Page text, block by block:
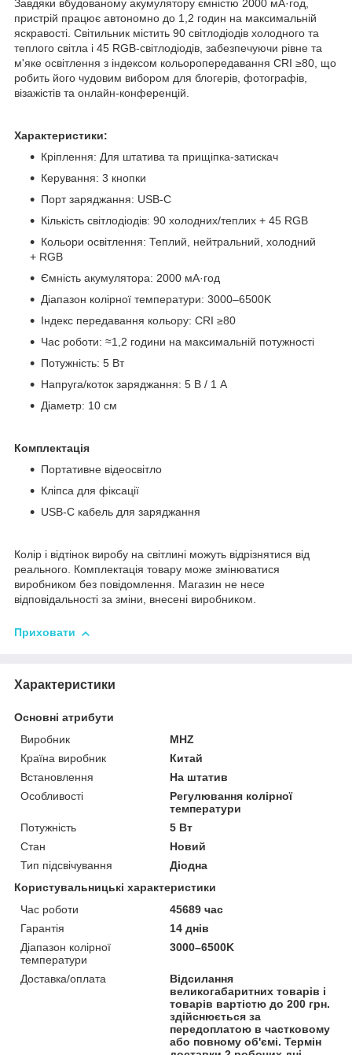
Завдяки вбудованому акумулятору ємністю 2000 мА·год,
пристрій працює автономно до 1,2 годин на максимальній
яскравості. Світильник містить 90 світлодіодів холодного та
теплого світла і 45 RGB-світлодіодів, забезпечуючи рівне та
м'яке освітлення з індексом кольоропередавання CRI ≥80, що
робить його чудовим вибором для блогерів, фотографів,
візажістів та онлайн-конференцій.
Характеристики:
Кріплення: Для штатива та прищіпка-затискач
Керування: 3 кнопки
Порт заряджання: USB-C
Кількість світлодіодів: 90 холодних/теплих + 45 RGB
Кольори освітлення: Теплий, нейтральний, холодний
+ RGB
Ємність акумулятора: 2000 мА·год
Діапазон колірної температури: 3000–6500K
Індекс передавання кольору: CRI ≥80
Час роботи: ≈1,2 години на максимальній потужності
Потужність: 5 Вт
Напруга/коток заряджання: 5 В / 1 А
Діаметр: 10 см
Комплектація
Портативне відеосвітло
Кліпса для фіксації
USB-C кабель для заряджання
Колір і відтінок виробу на світлині можуть відрізнятися від
реального. Комплектація товару може змінюватися
виробником без повідомлення. Магазин не несе
відповідальності за зміни, внесені виробником.
Приховати
Характеристики
Основні атрибути
Виробник
MHZ
Країна виробник
Китай
Встановлення
На штатив
Особливості
Регулювання колірної
температури
Потужність
5 Вт
Стан
Новий
Тип підсвічування
Діодна
Користувальницькі характеристики
Час роботи
45689 час
Гарантія
14 днів
Діапазон колірної
температури
3000–6500K
Доставка/оплата
Відсилання
великогабаритних товарів і
товарів вартістю до 200 грн.
здійснюється за
передоплатою в частковому
або повному об'ємі. Термін